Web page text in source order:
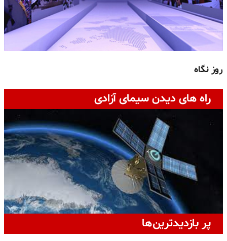
روز نگاه
راه های دیدن سیمای آزادی
پر بازدیدترین‌ها